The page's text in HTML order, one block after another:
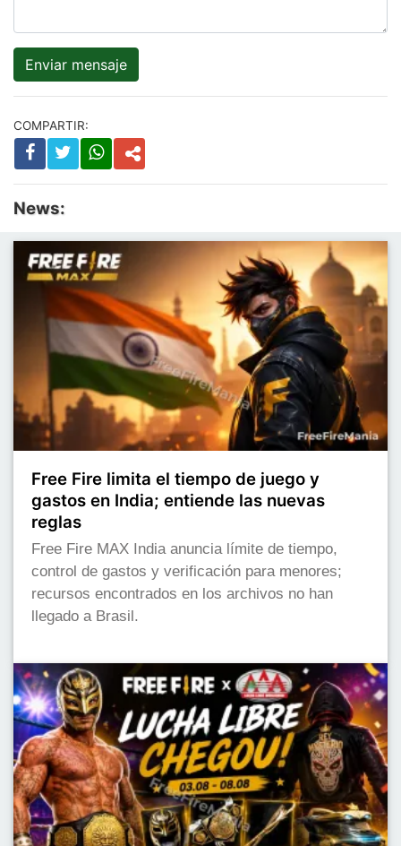
Enviar mensaje
COMPARTIR:
News:
Free Fire limita el tiempo de juego y
gastos en India; entiende las nuevas
reglas
Free Fire MAX India anuncia límite de tiempo,
control de gastos y verificación para menores;
recursos encontrados en los archivos no han
llegado a Brasil.